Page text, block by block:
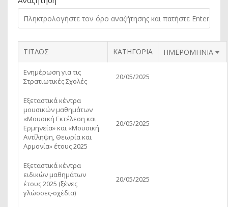
ΤΙΤΛΟΣ ΚΑΤΗΓΟΡΙΑ ΗΜΕΡΟΜΗΝΙΑ
Ενημέρωση για τις
Στρατιωτικές Σχολές
20/05/2025
Εξεταστικά κέντρα
μουσικών μαθημάτων
«Μουσική Εκτέλεση και
Ερμηνεία» και «Μουσική
Αντίληψη, Θεωρία και
Αρμονία» έτους 2025
20/05/2025
Εξεταστικά κέντρα
ειδικών μαθημάτων
έτους 2025 (ξένες
γλώσσες-σχέδια)
20/05/2025